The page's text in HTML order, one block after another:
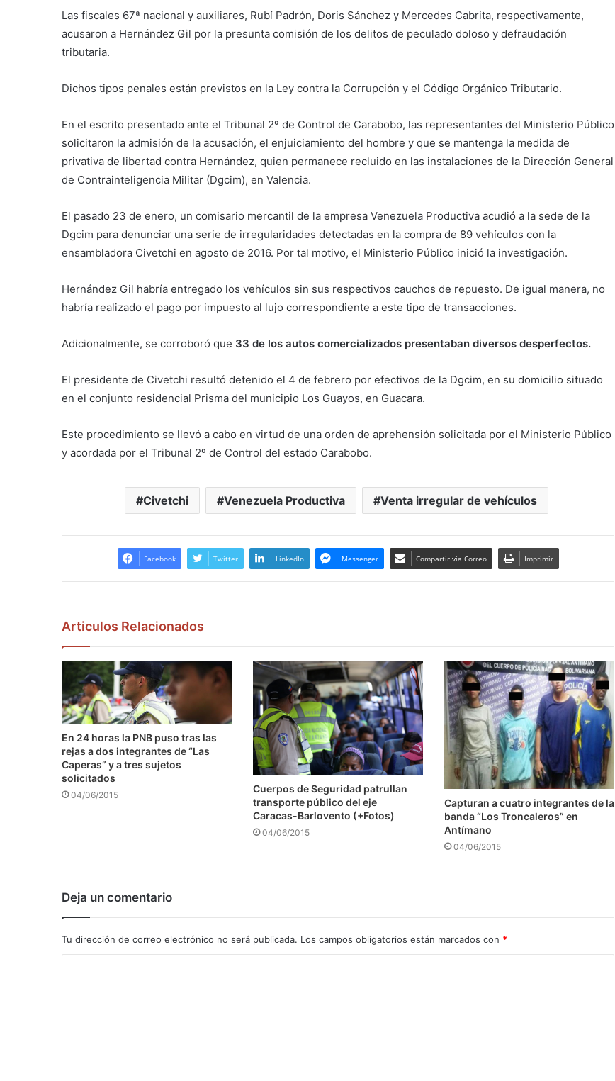
Las fiscales 67ª nacional y auxiliares, Rubí Padrón, Doris Sánchez y Mercedes Cabrita, respectivamente,
acusaron a Hernández Gil por la presunta comisión de los delitos de peculado doloso y defraudación
tributaria.
Dichos tipos penales están previstos en la Ley contra la Corrupción y el Código Orgánico Tributario.
En el escrito presentado ante el Tribunal 2º de Control de Carabobo, las representantes del Ministerio Público
solicitaron la admisión de la acusación, el enjuiciamiento del hombre y que se mantenga la medida de
privativa de libertad contra Hernández, quien permanece recluido en las instalaciones de la Dirección General
de Contrainteligencia Militar (Dgcim), en Valencia.
El pasado 23 de enero, un comisario mercantil de la empresa Venezuela Productiva acudió a la sede de la
Dgcim para denunciar una serie de irregularidades detectadas en la compra de 89 vehículos con la
ensambladora Civetchi en agosto de 2016. Por tal motivo, el Ministerio Público inició la investigación.
Hernández Gil habría entregado los vehículos sin sus respectivos cauchos de repuesto. De igual manera, no
habría realizado el pago por impuesto al lujo correspondiente a este tipo de transacciones.
Adicionalmente, se corroboró que 33 de los autos comercializados presentaban diversos desperfectos.
El presidente de Civetchi resultó detenido el 4 de febrero por efectivos de la Dgcim, en su domicilio situado
en el conjunto residencial Prisma del municipio Los Guayos, en Guacara.
Este procedimiento se llevó a cabo en virtud de una orden de aprehensión solicitada por el Ministerio Público
y acordada por el Tribunal 2º de Control del estado Carabobo.
Civetchi Venezuela Productiva Venta irregular de vehículos
Facebook Twitter LinkedIn Messenger Compartir via Correo Imprimir
Articulos Relacionados
En 24 horas la PNB puso tras las
rejas a dos integrantes de “Las
Caperas” y a tres sujetos
solicitados
04/06/2015
Cuerpos de Seguridad patrullan
transporte público del eje
Caracas-Barlovento (+Fotos)
04/06/2015
Capturan a cuatro integrantes de la
banda “Los Troncaleros” en
Antímano
04/06/2015
Deja un comentario
Tu dirección de correo electrónico no será publicada. Los campos obligatorios están marcados con *